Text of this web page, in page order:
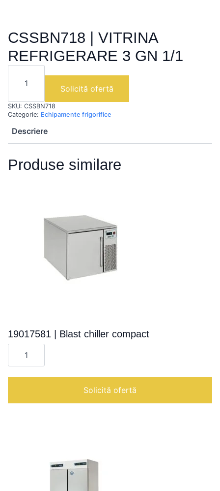
CSSBN718 | VITRINA
REFRIGERARE 3 GN 1/1
Cantitate
CSSBN718
REFRIGERARE
3
GN
Solicită ofertă
SKU: CSSBN718
Categorie: Echipamente frigorifice
Descriere
Produse similare
19017581 | Blast chiller compact
Cantitate
19017581
chiller
Solicită ofertă